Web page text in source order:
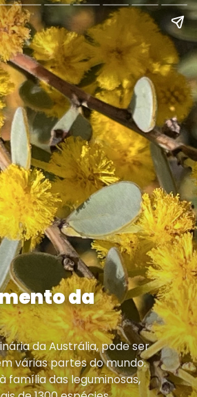
da
da Austrália, pode ser
várias partes do mundo.
família das leguminosas,